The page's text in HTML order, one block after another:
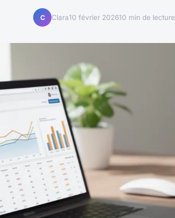
C Clara10 février 202610 min de lecture